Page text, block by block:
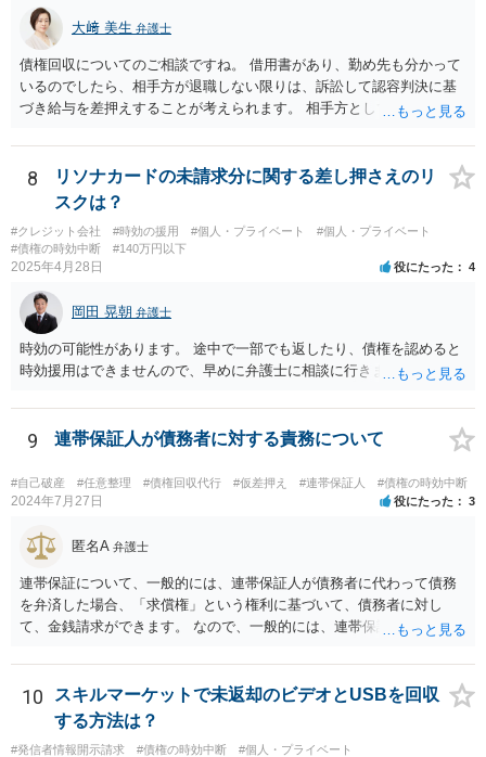
大﨑 美生 弁護士
債権回収についてのご相談ですね。 借用書があり、勤め先も分かって
いるのでしたら、相手方が退職しない限りは、訴訟して認容判決に基
づき給与を差押えすることが考えられます。 相手方としては上記のと
まとまる可能性もあると思います。 借用書などの記録をもって弁護士
にご相談されることをおすすめします。
8
リソナカードの未請求分に関する差し押さえのリ
スクは？
#クレジット会社 #時効の援用 #個人・プライベート
#個人・プライベート
#債権の時効中断
#140万円以下
2025年4月28日 役にたった 4
岡田 晃朝 弁護士
時効の可能性があります。 途中で一部でも返したり、債権を認めると
時効援用はできませんので、早めに弁護士に相談に行きましょう。
9 連帯保証人が債務者に対する責務について
#自己破産 #任意整理 #債権回収代行 #仮差押え #連帯保証人 #債権の時効中断
2024年7月27日 役にたった 3
匿名A 弁護士
連帯保証について、一般的には、連帯保証人が債務者に代わって債務
を弁済した場合、「求償権」という権利に基づいて、債務者に対し
て、金銭請求ができます。 なので、一般的には、連帯保証人が代わり
者が連帯債務者に支払わなければならない、ということになります。
ご質問の構成の違いを確認されたい意図は分かりかねますが、結論と
しては、一般的には「求償権」に基づいて上記のような処理になるか
と思います。
10
スキルマーケットで未返却のビデオとUSBを回収
する方法は？
#発信者情報開示請求 #債権の時効中断 #個人・プライベート